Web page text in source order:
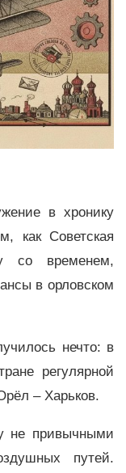
в хронику
как Советская
со временем,
в орловском
нечто: в
регулярной
– Харьков.
не привычными
путей.